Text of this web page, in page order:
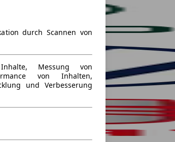
durch Scannen von
Messung von
von Inhalten,
und Verbesserung